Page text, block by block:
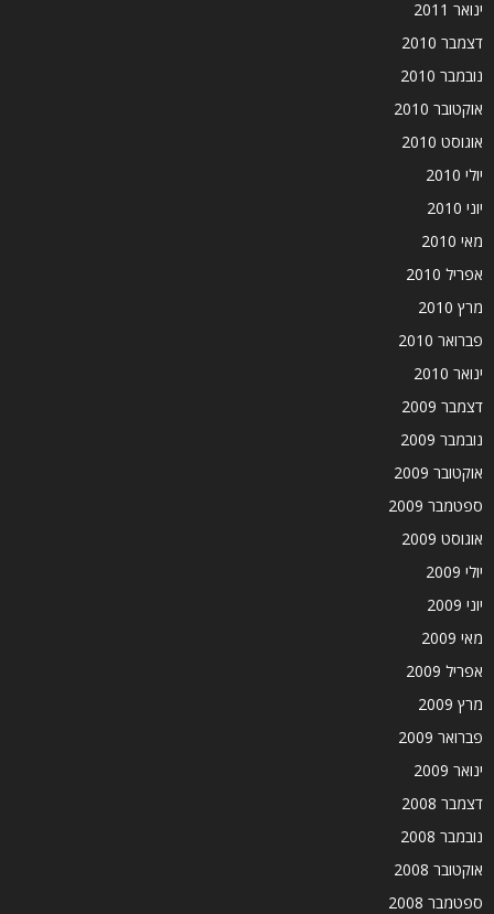
ינואר 2011
דצמבר 2010
נובמבר 2010
אוקטובר 2010
אוגוסט 2010
יולי 2010
יוני 2010
מאי 2010
אפריל 2010
מרץ 2010
פברואר 2010
ינואר 2010
דצמבר 2009
נובמבר 2009
אוקטובר 2009
ספטמבר 2009
אוגוסט 2009
יולי 2009
יוני 2009
מאי 2009
אפריל 2009
מרץ 2009
פברואר 2009
ינואר 2009
דצמבר 2008
נובמבר 2008
אוקטובר 2008
ספטמבר 2008